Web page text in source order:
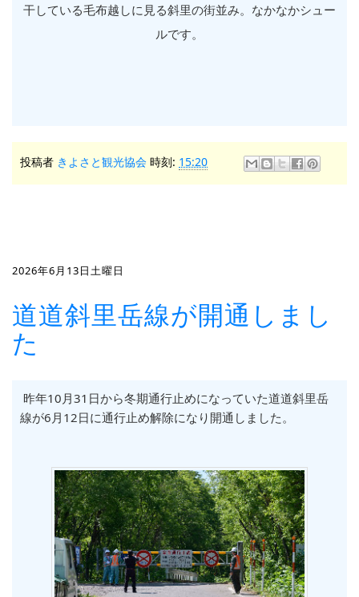
干している毛布越しに見る斜里の街並み。なかなかシュー
ルです。
投稿者 きよさと観光協会 時刻: 15:20
2026年6月13日土曜日
道道斜里岳線が開通しまし
た
昨年10月31日から冬期通行止めになっていた道道斜里岳
線が6月12日に通行止め解除になり開通しました。